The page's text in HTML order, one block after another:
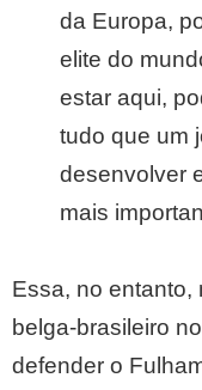
da Europa,
elite do
estar aqui,
tudo que um
desenvolver
mais
Essa, no entanto,
belga-brasileiro
defender o